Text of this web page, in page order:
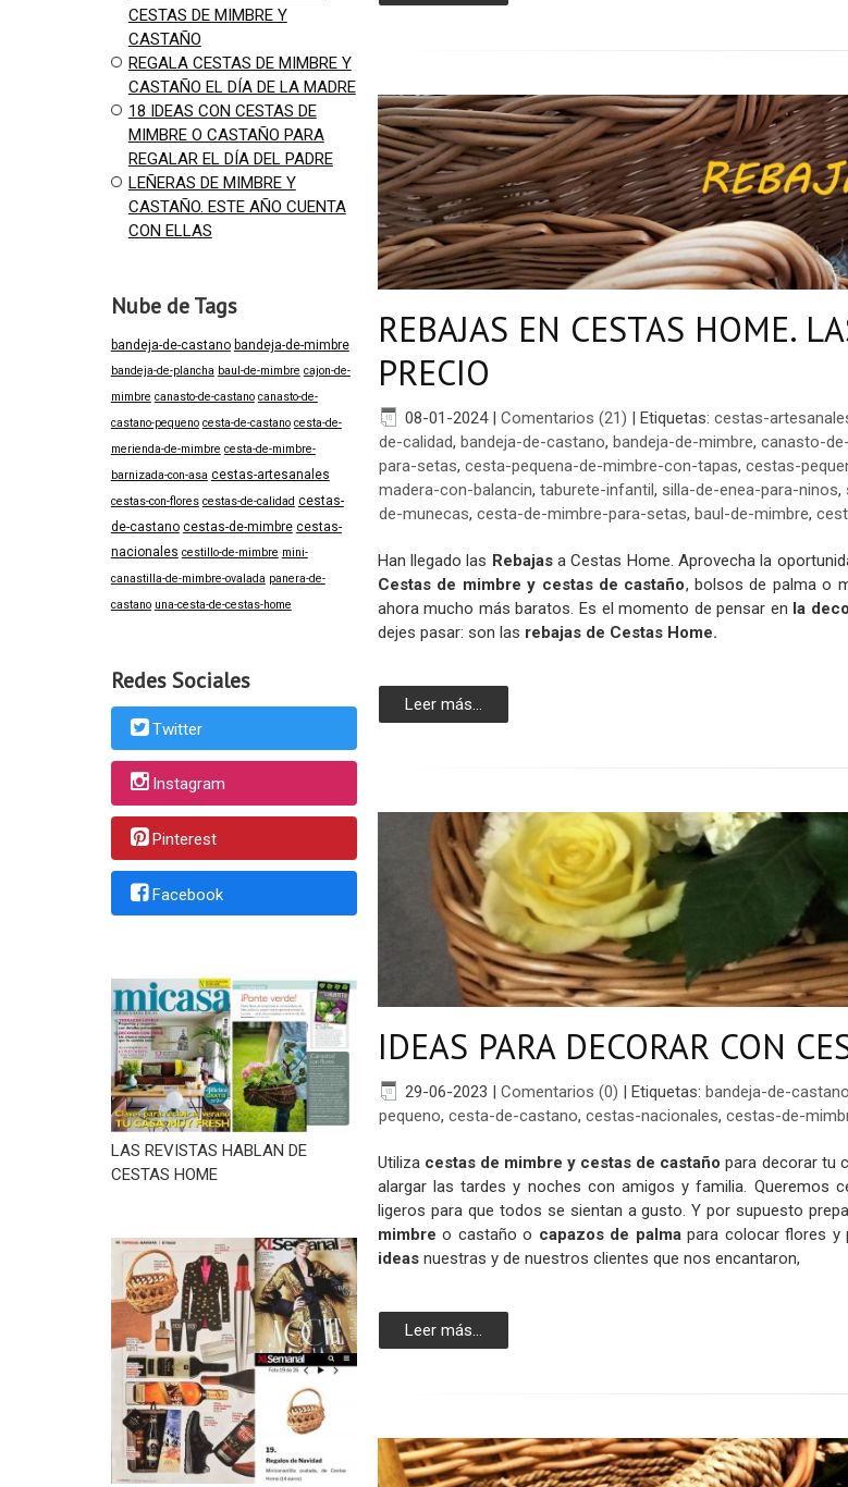
CESTAS DE MIMBRE Y
CASTAÑO
REGALA CESTAS DE MIMBRE Y
CASTAÑO EL DÍA DE LA MADRE
18 IDEAS CON CESTAS DE
MIMBRE O CASTAÑO PARA
REGALAR EL DÍA DEL PADRE
LEÑERAS DE MIMBRE Y
CASTAÑO. ESTE AÑO CUENTA
CON ELLAS
Nube de Tags
bandeja-de-castano bandeja-de-mimbre
bandeja-de-plancha baul-de-mimbre cajon-de-
mimbre canasto-de-castano canasto-de-
castano-pequeno cesta-de-castano cesta-de-
merienda-de-mimbre cesta-de-mimbre-
barnizada-con-asa cestas-artesanales
cestas-con-flores cestas-de-calidad cestas-
de-castano cestas-de-mimbre cestas-
nacionales cestillo-de-mimbre mini-
canastilla-de-mimbre-ovalada panera-de-
castano una-cesta-de-cestas-home
Redes Sociales
Twitter
Instagram
Pinterest
Facebook
LAS REVISTAS HABLAN DE
CESTAS HOME
REBAJAS EN CESTAS HOME.
PRECIO
08-01-2024| Comentarios (21) | Etiquetas: cestas-
de-calidad, bandeja-de-castano, bandeja-de-mimbre, canasto-
para-setas, cesta-pequena-de-mimbre-con-tapas, cestas-
madera-con-balancin, taburete-infantil, silla-de-enea-para-ninos,
de-munecas, cesta-de-mimbre-para-setas, baul-de-mimbre,
Han llegado las Rebajasa Cestas Home. Aprovecha la
Cestas de mimbre y cestas de castaño, bolsos de palma o
ahora mucho más baratos. Es el momento de pensar en la
dejes pasar: son las rebajas de Cestas Home.
Leer más...
IDEAS PARA DECORAR CON
29-06-2023 | Comentarios (0) | Etiquetas: bandeja-de-castano
pequeno, cesta-de-castano, cestas-nacionales, cestas-de-
Utilizacestas de mimbre y cestas de castaño para decorar tu
alargar las tardes y noches con amigos y familia. Queremos
ligeros para que todos se sientan a gusto. Y por supuesto
mimbre o castaño o capazos de palmapara colocar flores y
ideasnuestras y de nuestros clientes que nos encantaron,
Leer más...